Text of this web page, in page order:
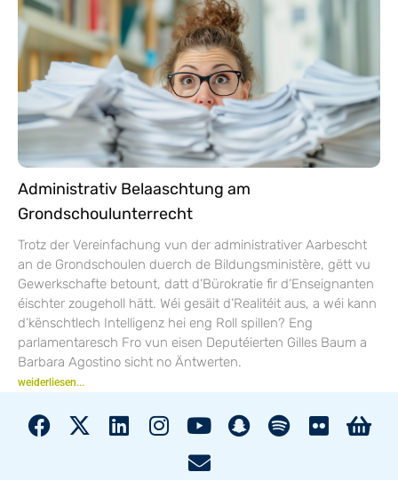
Administrativ Belaaschtung am
Grondschoulunterrecht
Trotz der Vereinfachung vun der administrativer Aarbescht
an de Grondschoulen duerch de Bildungsministère, gëtt vu
Gewerkschafte betount, datt d’Bürokratie fir d’Enseignanten
éischter zougeholl hätt. Wéi gesäit d’Realitéit aus, a wéi kann
d’kënschtlech Intelligenz hei eng Roll spillen? Eng
parlamentaresch Fro vun eisen Deputéierten Gilles Baum a
Barbara Agostino sicht no Äntwerten.
weiderliesen...